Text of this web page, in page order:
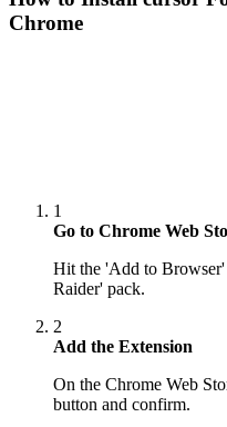
Chrome
1
Go to Chrome Web
Hit the 'Add to
Raider' pack.
2
Add the Extension
On the Chrome Web
button and confirm.